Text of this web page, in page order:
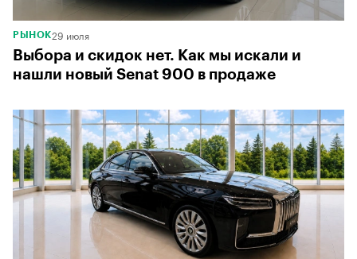
РЫНОК29 июля
Выбора и скидок нет. Как мы искали и
нашли новый Senat 900 в продаже